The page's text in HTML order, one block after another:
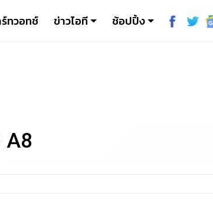
ทวอทช์ ข่าวไอที ช้อปปิ้ง
A8